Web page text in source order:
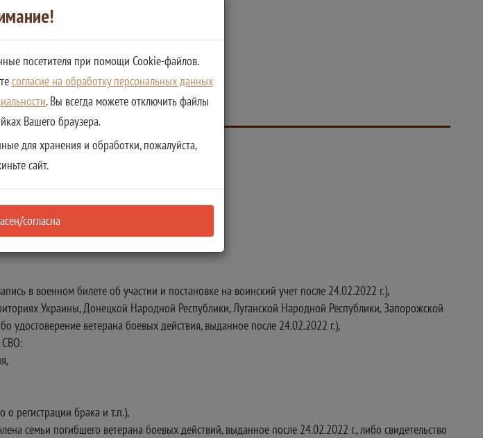
в военном билете об участии и постановке на воинский учет после 24.02.2022 г.),
Украины, Донецкой Народной Республики, Луганской Народной Республики, Запорожской
удостоверение ветерана боевых действия, выданное после 24.02.2022 г.),
СВО:
регистрации брака и т.п.),
семьи погибшего ветерана боевых действий, выданное после 24.02.2022 г., либо свидетельство
посетителя при помощи Cookie-файлов.
согласие на обработку персональных данных
. Вы всегда можете отключить файлы
Вашего браузера.
для хранения и обработки, пожалуйста,
сайт.
согласна